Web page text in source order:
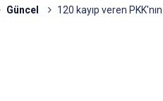
Güncel 120 kayıp veren